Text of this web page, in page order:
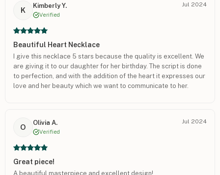
K
Kimberly Y.
Verified
Jul 2024
Beautiful Heart Necklace
I give this necklace 5 stars because the quality is excellent. We
are giving it to our daughter for her birthday. The script is done
to perfection, and with the addition of the heart it expresses our
love and her beauty which we want to communicate to her.
O
Olivia A.
Verified
Jul 2024
Great piece!
A beautiful masterpiece and excellent design!